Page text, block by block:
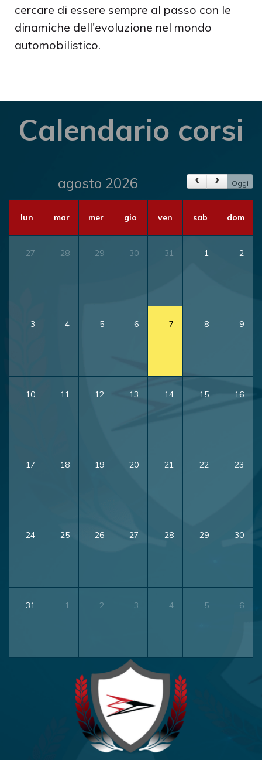
cercare di essere sempre al passo con le
dinamiche dell'evoluzione nel mondo
automobilistico.
Calendario corsi
Oggi
agosto 2026
lun mar mer gio ven sab dom
27 28 29 30 31 1 2
3 4 5 6 7 8 9
10 11 12 13 14 15 16
17 18 19 20 21 22 23
24 25 26 27 28 29 30
31 1 2 3 4 5 6